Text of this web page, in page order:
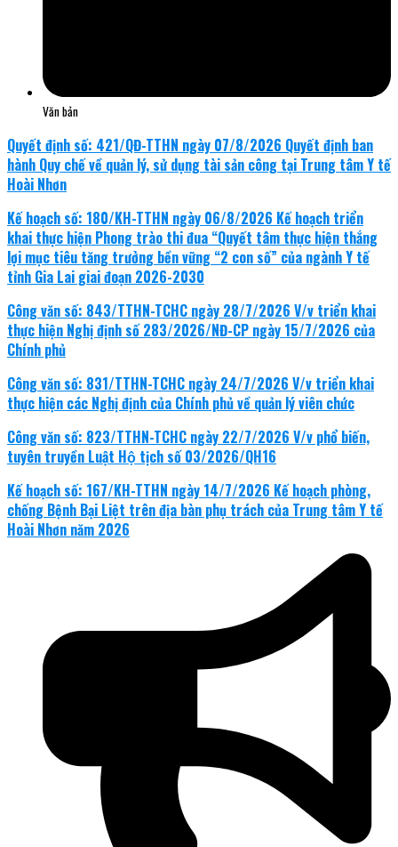
Văn bản
Quyết định số: 421/QĐ-TTHN ngày 07/8/2026 Quyết định ban
hành Quy chế về quản lý, sử dụng tài sản công tại Trung tâm Y tế
Hoài Nhơn
Kế hoạch số: 180/KH-TTHN ngày 06/8/2026 Kế hoạch triển
khai thực hiện Phong trào thi đua “Quyết tâm thực hiện thắng
lợi mục tiêu tăng trưởng bền vững “2 con số” của ngành Y tế
tỉnh Gia Lai giai đoạn 2026-2030
Công văn số: 843/TTHN-TCHC ngày 28/7/2026 V/v triển khai
thực hiện Nghị định số 283/2026/NĐ-CP ngày 15/7/2026 của
Chính phủ
Công văn số: 831/TTHN-TCHC ngày 24/7/2026 V/v triển khai
thực hiện các Nghị định của Chính phủ về quản lý viên chức
Công văn số: 823/TTHN-TCHC ngày 22/7/2026 V/v phổ biến,
tuyên truyền Luật Hộ tịch số 03/2026/QH16
Kế hoạch số: 167/KH-TTHN ngày 14/7/2026 Kế hoạch phòng,
chống Bệnh Bại Liệt trên địa bàn phụ trách của Trung tâm Y tế
Hoài Nhơn năm 2026